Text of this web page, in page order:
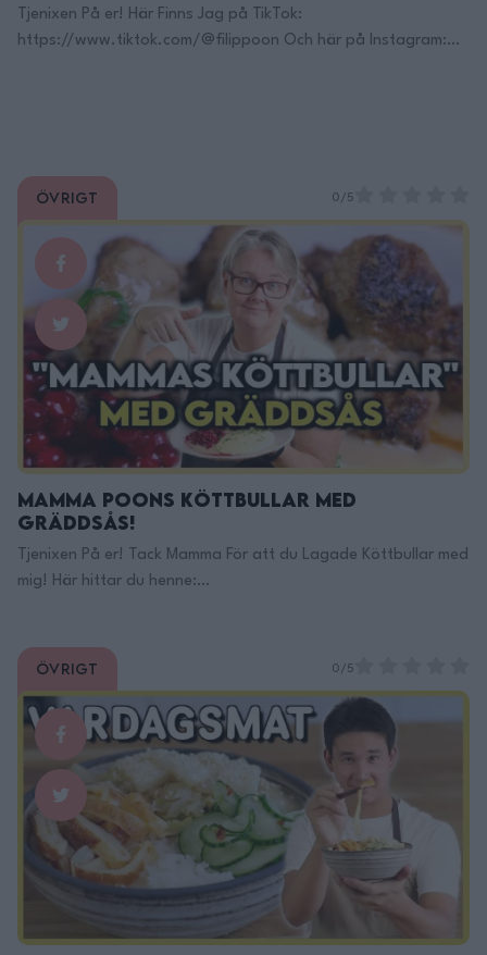
Tjenixen På er! Här Finns Jag på TikTok:
https://www.tiktok.com/@filippoon Och här på Instagram:
lammracks salt & peppar 1 vitlöksklyfta 50g smör 1msk torkad
timjan rapsolja Rödvinssås: 1 gullök, skivad …Continued
Övrigt 0/5
Mamma Poons Köttbullar med
Gräddsås!
Tjenixen På er! Tack Mamma För att du Lagade Köttbullar med
mig! Här hittar du henne:
Instagram: @filippoon https://www.instagram.com/filippoon/
______________________________ Recept: Mammas Poons
Köttbullar med Gräddsås och Mammamos: 4portioner: ca
45min Ingredienser: Mamma Poons Köttbullar: 1kg blandfärs
2st stora gullök( eller 3st …
Continued
Övrigt 0/5